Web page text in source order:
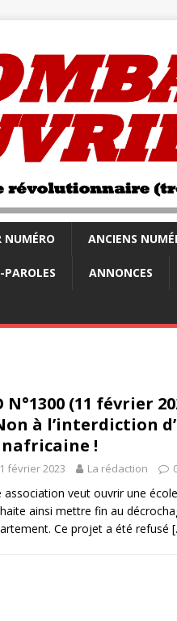
NUMÉRO ANCIENS
ANNONCES
N°1300 (11 février
à l’interdiction
!
février 2023 La rédaction
association veut ouvrir une
ainsi mettre fin au
Ce projet a été refusé